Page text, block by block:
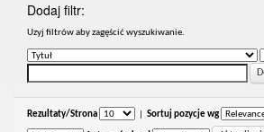
Dodaj filtr:
Uzyj filtrów aby zagęścić wyszukiwanie.
Rezultaty/Strona Sortuj pozycje wg